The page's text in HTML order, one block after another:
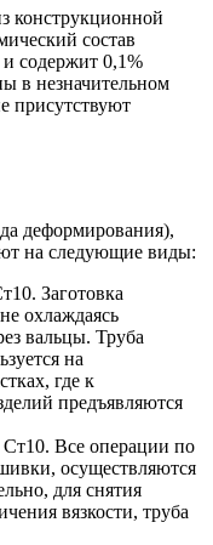
конструкционной
состав
содержит 0,1%
в незначительном
присутствуют
деформирования),
на следующие виды:
Заготовка
охлаждаясь
вальцы. Труба
на
где к
предъявляются
Все операции по
осуществляются
для снятия
вязкости, труба